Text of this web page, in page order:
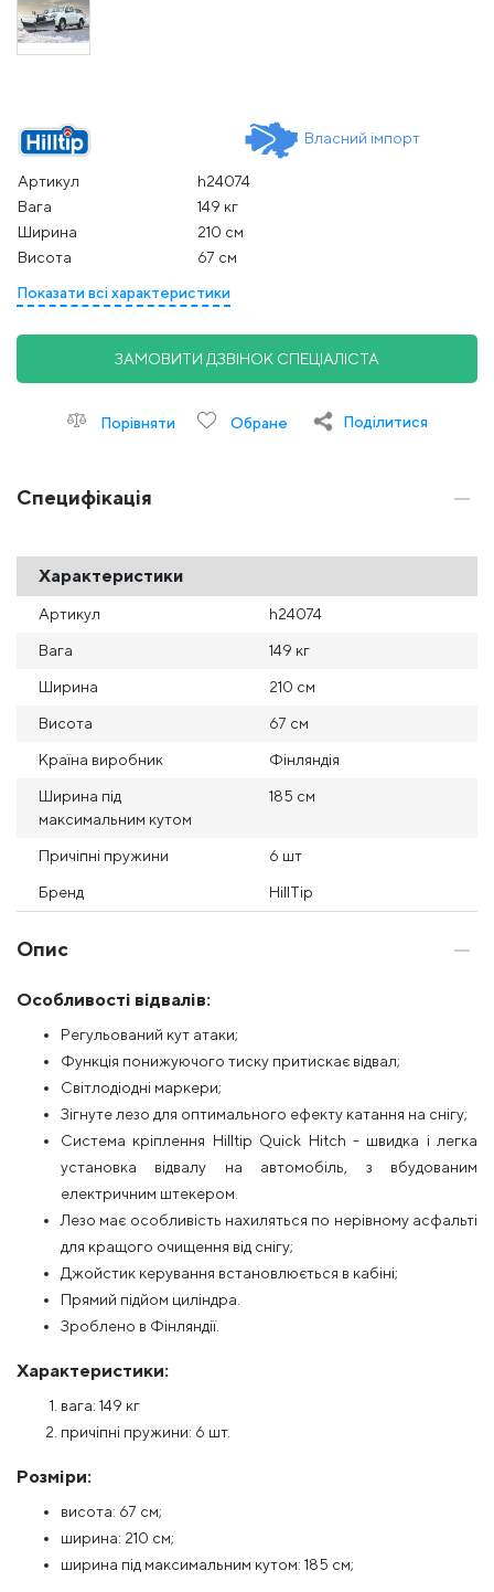
Власний імпорт
Артикул
h24074
Вага
149 кг
Ширина
210 см
Висота
67 см
Показати всі характеристики
ЗАМОВИТИ ДЗВІНОК СПЕЦІАЛІСТА
Порівняти Обране Поділитися
Специфікація
Характеристики
Артикул h24074
Вага 149 кг
Ширина 210 см
Висота 67 см
Країна виробник Фінляндія
Ширина під
максимальним кутом
185 см
Причіпні пружини 6 шт
Бренд HillTip
Опис
Особливості відвалів:
Регульований кут атаки;
Функція понижуючого тиску притискає відвал;
Світлодіодні маркери;
Зігнуте лезо для оптимального ефекту катання на снігу;
Система кріплення Hilltip Quick Hitch - швидка і легка
установка відвалу на автомобіль, з вбудованим
електричним штекером.
Лезо має особливість нахиляться по нерівному асфальті
для кращого очищення від снігу;
Джойстик керування встановлюється в кабіні;
Прямий підйом циліндра.
Зроблено в Фінляндії.
Характеристики:
вага: 149 кг
причіпні пружини: 6 шт.
Розміри:
висота: 67 см;
ширина: 210 см;
ширина під максимальним кутом: 185 см;